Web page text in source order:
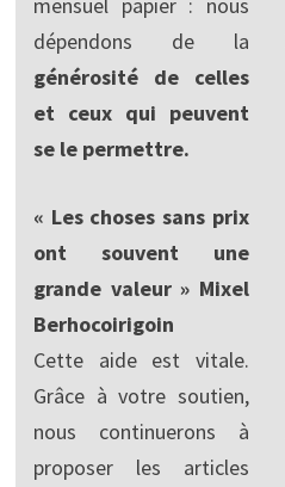
dépendons de la
générosité de celles
et ceux qui peuvent
se le permettre.
« Les choses sans prix
ont souvent une
grande valeur » Mixel
Berhocoirigoin
Cette aide est vitale.
Grâce à votre soutien,
nous continuerons à
proposer les articles